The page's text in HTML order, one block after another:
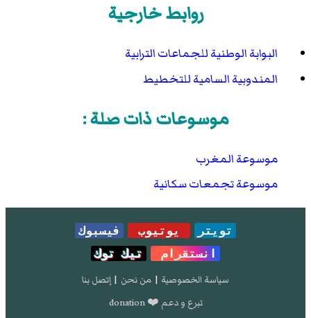
روابط خارجية
البوابة الوطنية للجماعات الترابية
المندوبية السامية للتخطيط
موسوعات ذات صلة :
موسوعة المغرب
موسوعة تجمعات سكانية
تويتر يوتيوب
فيسبوك
انستقرام
تيك توك
سياسة الخصوصية | من نحن | إتصل بنا
تبرع و دعم ❤️ donation